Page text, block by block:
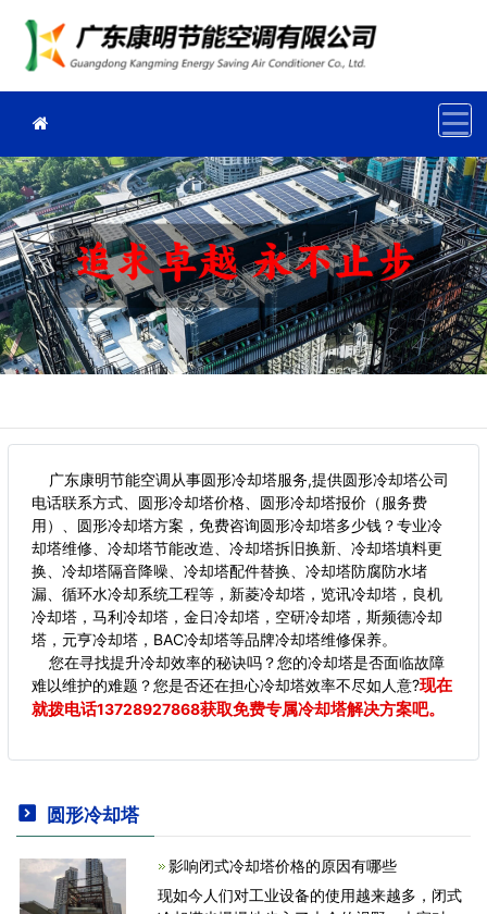
广东康明节能空调从事圆形冷却塔服务,提供圆形冷却塔公司
电话联系方式、圆形冷却塔价格、圆形冷却塔报价（服务费
用）、圆形冷却塔方案，免费咨询圆形冷却塔多少钱？专业冷
却塔维修、冷却塔节能改造、冷却塔拆旧换新、冷却塔填料更
换、冷却塔隔音降噪、冷却塔配件替换、冷却塔防腐防水堵
漏、循环水冷却系统工程等，新菱冷却塔，览讯冷却塔，良机
冷却塔，马利冷却塔，金日冷却塔，空研冷却塔，斯频德冷却
塔，元亨冷却塔，BAC冷却塔等品牌冷却塔维修保养。
您在寻找提升冷却效率的秘诀吗？您的冷却塔是否面临故障
难以维护的难题？您是否还在担心冷却塔效率不尽如人意?现在
就拨电话13728927868获取免费专属冷却塔解决方案吧。
圆形冷却塔
影响闭式冷却塔价格的原因有哪些
现如今人们对工业设备的使用越来越多，闭式